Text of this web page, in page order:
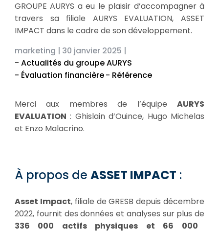
GROUPE AURYS a eu le plaisir d’accompagner à
travers sa filiale AURYS EVALUATION, ASSET
IMPACT dans le cadre de son développement.
marketing | 30 janvier 2025 |
- Actualités du groupe AURYS
- Évaluation financière- Référence
Merci aux membres de l’équipe AURYS
EVALUATION : Ghislain d’Ouince, Hugo Michelas
et Enzo Malacrino.
À propos de ASSET IMPACT :
Asset Impact, filiale de GRESB depuis décembre
2022, fournit des données et analyses sur plus de
336 000 actifs physiques et 66 000